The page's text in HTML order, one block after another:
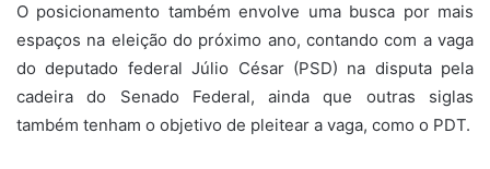
O posicionamento também envolve uma busca por mais
espaços na eleição do próximo ano, contando com a vaga
do deputado federal Júlio César (PSD) na disputa pela
cadeira do Senado Federal, ainda que outras siglas
também tenham o objetivo de pleitear a vaga, como o PDT.